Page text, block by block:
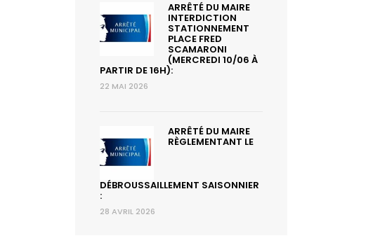
ARRÊTÉ DU MAIRE
INTERDICTION
STATIONNEMENT
PLACE FRED
SCAMARONI
(MERCREDI 10/06 À
PARTIR DE 16H):
22 MAI 2026
ARRÊTÉ DU MAIRE
RÈGLEMENTANT LE
DÉBROUSSAILLEMENT SAISONNIER
:
28 AVRIL 2026